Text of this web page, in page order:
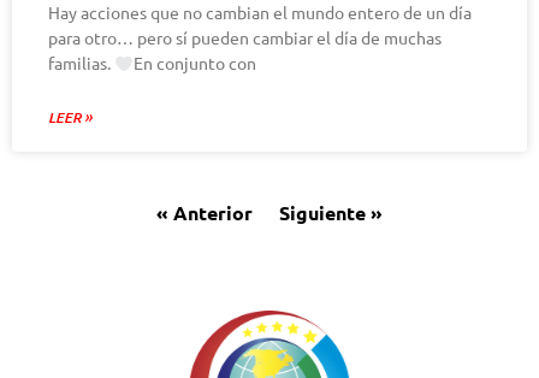
Hay acciones que no cambian el mundo entero de un día
para otro… pero sí pueden cambiar el día de muchas
familias.
En conjunto con
LEER »
« Anterior Siguiente »